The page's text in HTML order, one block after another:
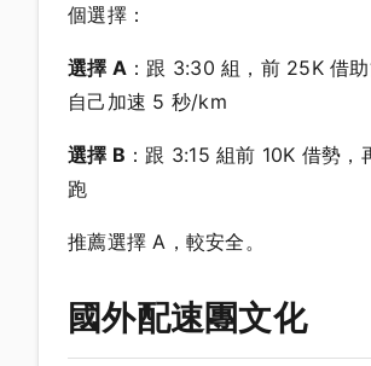
個選擇：
選擇 A ：跟 3:30 組，前 25K 借
自己加速 5 秒/km
選擇 B ：跟 3:15 組前 10K 借勢，
跑
推薦選擇 A，較安全。
國外配速團文化